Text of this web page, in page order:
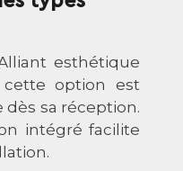
esthétique
option est
sa réception.
intégré facilite